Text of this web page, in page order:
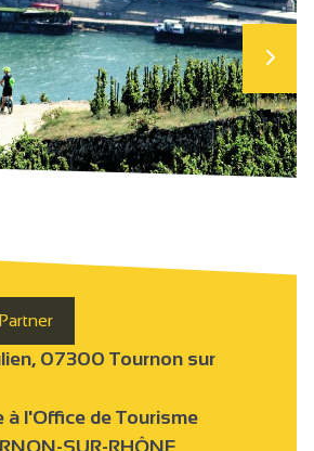
07300 Tournon sur
à l'Office de Tourisme